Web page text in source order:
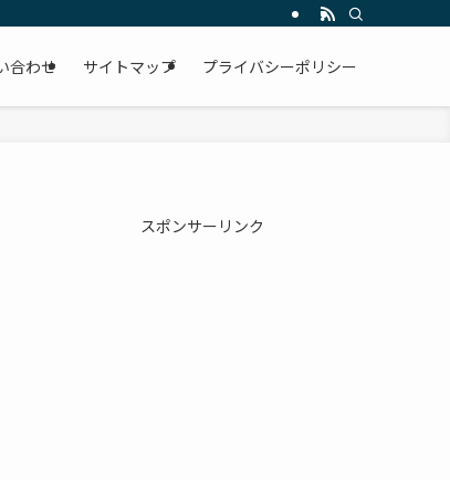
合わせ サイトマップ プライバシーポリシー
スポンサーリンク